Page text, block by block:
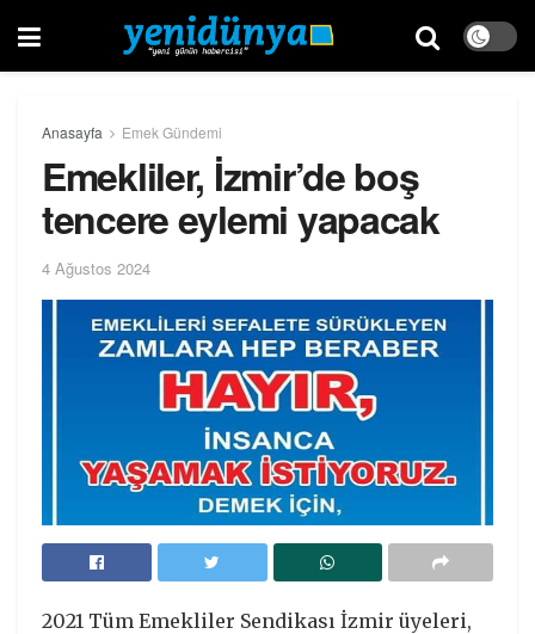
Anasayfa Emek Gündemi
Emekliler, İzmir’de boş
tencere eylemi yapacak
4 Ağustos 2024
2021 Tüm Emekliler Sendikası İzmir üyeleri,